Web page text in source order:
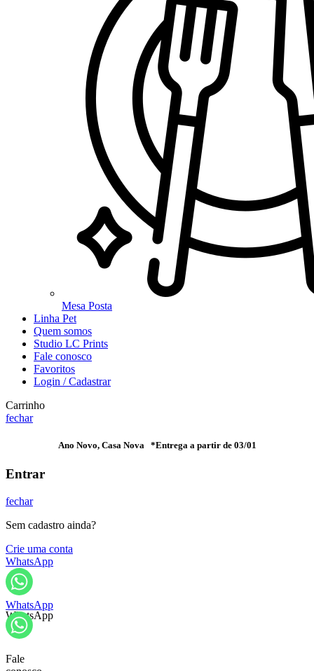
Mesa Posta
Linha Pet
Quem somos
Studio LC Prints
Fale conosco
Favoritos
Login / Cadastrar
Carrinho
fechar
Ano Novo, Casa Nova *Entrega a partir de 03/01
Entrar
fechar
Sem cadastro ainda?
Crie uma conta
WhatsApp
WhatsApp
WhatsApp
Fale